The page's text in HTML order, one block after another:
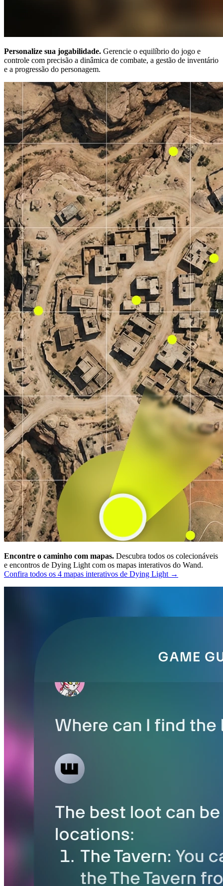
Personalize sua jogabilidade. Gerencie o equilíbrio do jogo e
controle com precisão a dinâmica de combate, a gestão de inventário
e a progressão do personagem.
Encontre o caminho com mapas. Descubra todos os colecionáveis
e encontros de Dying Light com os mapas interativos do Wand.
Confira todos os 4 mapas interativos de Dying Light →